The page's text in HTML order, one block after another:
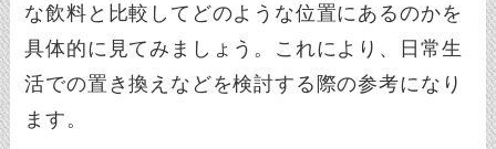
な飲料と比較してどのような位置にあるのかを
具体的に見てみましょう。これにより、日常生
活での置き換えなどを検討する際の参考になり
ます。